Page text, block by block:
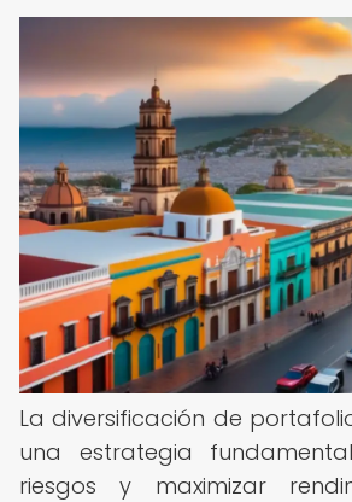
La diversificación de
una estrategia
riesgos y maximizar